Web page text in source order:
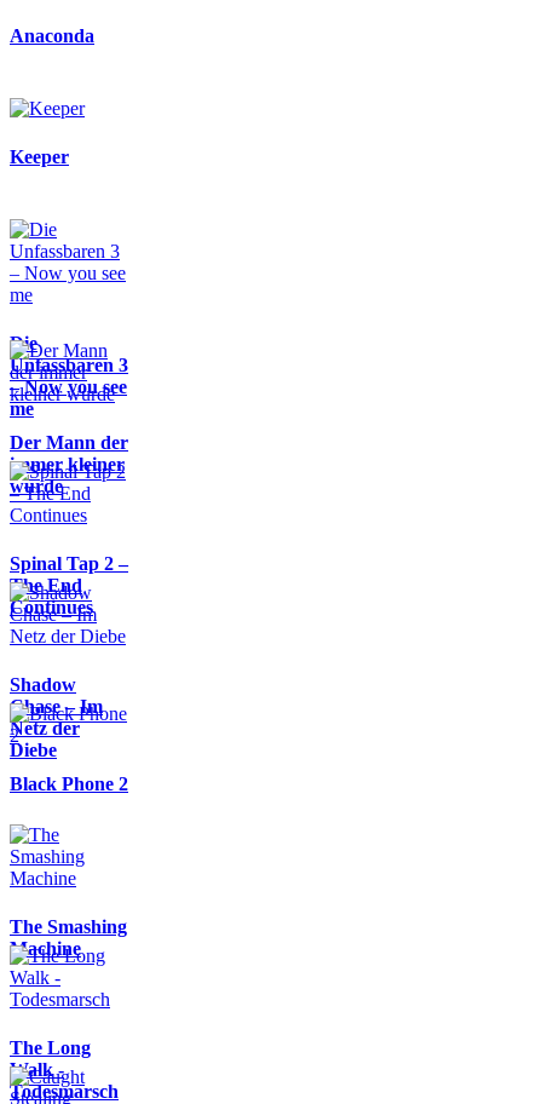
Anaconda
Keeper
Die
Unfassbaren 3
– Now you see
me
Der Mann der
immer kleiner
wurde
Spinal Tap 2 –
The End
Continues
Shadow
Chase – Im
Netz der
Diebe
Black Phone 2
The Smashing
Machine
The Long
Walk -
Todesmarsch